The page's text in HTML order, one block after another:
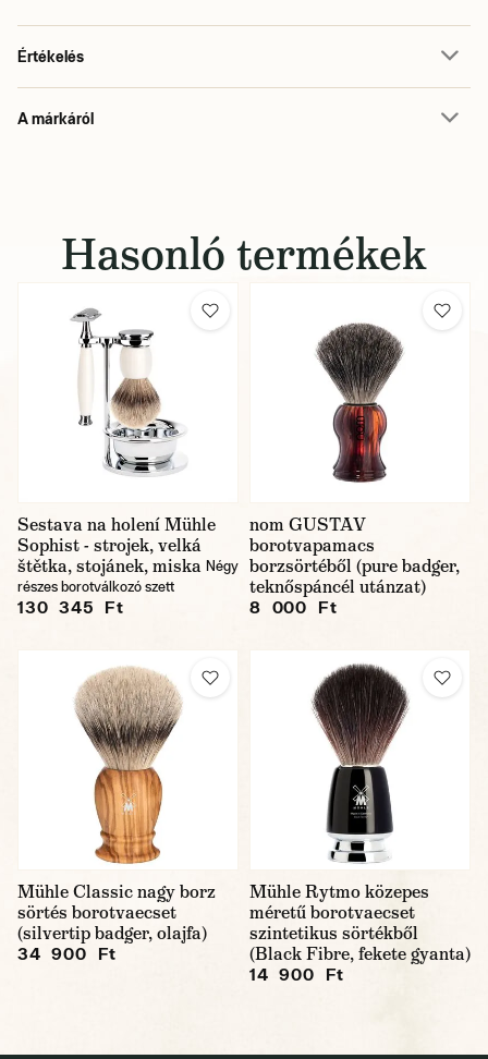
Értékelés
A márkáról
Hasonló termékek
Sestava na holení Mühle
Sophist - strojek, velká
štětka, stojánek, miska Négy
részes borotválkozó szett
130 345 Ft
nom GUSTAV
borotvapamacs
borzsörtéből (pure badger,
teknőspáncél utánzat)
8 000 Ft
Mühle Classic nagy borz
sörtés borotvaecset
(silvertip badger, olajfa)
34 900 Ft
Mühle Rytmo közepes
méretű borotvaecset
szintetikus sörtékből
(Black Fibre, fekete gyanta)
14 900 Ft